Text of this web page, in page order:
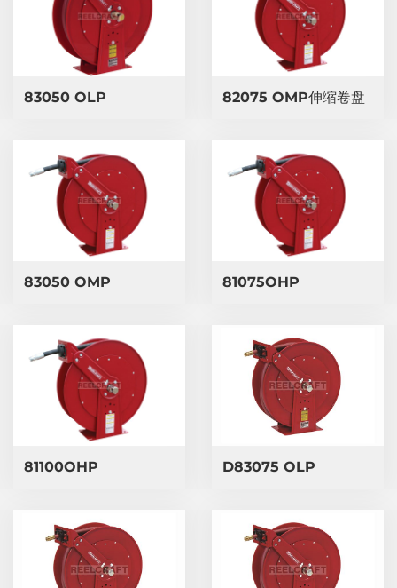
83050 OLP 82075 OMP伸缩卷盘
83050 OMP 81075OHP
81100OHP ​D83075 OLP